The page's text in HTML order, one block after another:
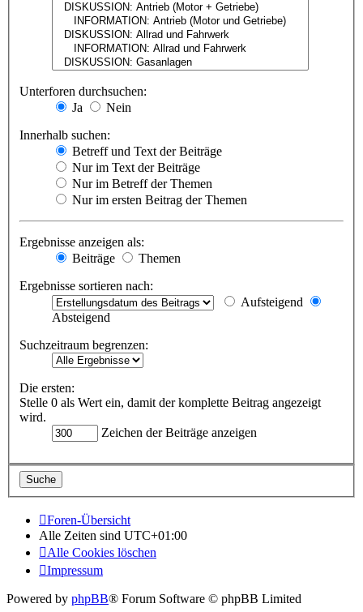
Unterforen durchsuchen:
Ja
Nein
Innerhalb suchen:
Betreff und Text der Beiträge
Nur im Text der Beiträge
Nur im Betreff der Themen
Nur im ersten Beitrag der Themen
Ergebnisse anzeigen als:
Beiträge
Themen
Ergebnisse sortieren nach:
Aufsteigend
Absteigend
Suchzeitraum begrenzen:
Die ersten:
Stelle 0 als Wert ein, damit der komplette Beitrag angezeigt
wird.
Zeichen der Beiträge anzeigen
Foren-Übersicht
Alle Zeiten sind UTC+01:00
Alle Cookies löschen
Impressum
Powered by phpBB® Forum Software © phpBB Limited